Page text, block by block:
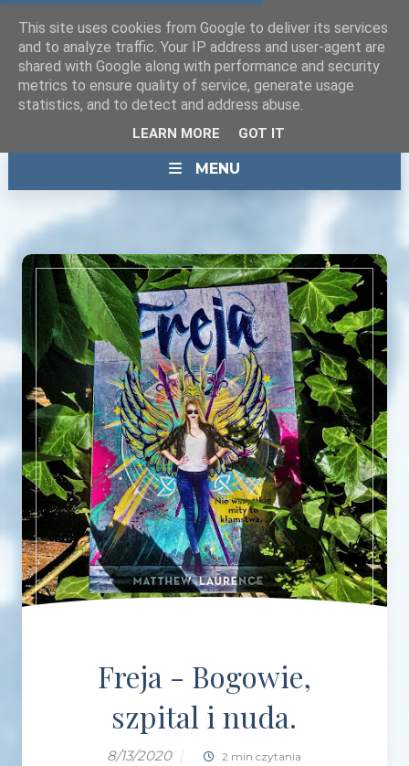
MENU
Freja - Bogowie,
szpital i nuda.
8/13/2020 | 2 min czytania
This site uses cookies from Google to deliver its services
and to analyze traffic. Your IP address and user-agent are
shared with Google along with performance and security
metrics to ensure quality of service, generate usage
statistics, and to detect and address abuse.
LEARN MORE GOT IT